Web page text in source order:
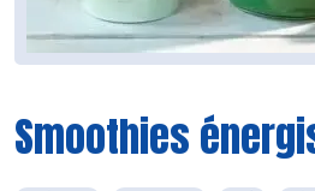
Smoothies